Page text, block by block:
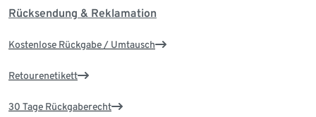
Rücksendung & Reklamation
Kostenlose Rückgabe / Umtausch
Retourenetikett
30 Tage Rückgaberecht